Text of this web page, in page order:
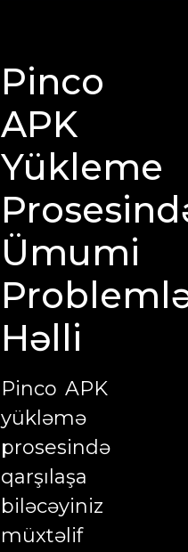
Pinco
APK
Yükleme
Ümumi
Həlli
Pinco APK
yükləmə
prosesində
qarşılaşa
biləcəyiniz
müxtəlif